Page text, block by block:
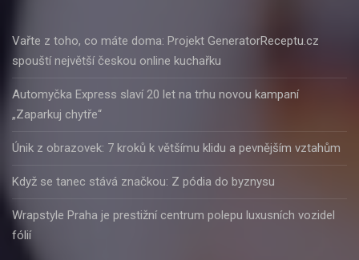
Vařte z toho, co máte doma: Projekt GeneratorReceptu.cz
spouští největší českou online kuchařku
Automyčka Express slaví 20 let na trhu novou kampaní
„Zaparkuj chytře“
Únik z obrazovek: 7 kroků k většímu klidu a pevnějším vztahům
Když se tanec stává značkou: Z pódia do byznysu
Wrapstyle Praha je prestižní centrum polepu luxusních vozidel
fólií